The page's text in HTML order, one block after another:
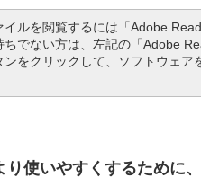
イルを閲覧するには「Adobe
ちでない方は、左記の「Adobe
ンをクリックして、ソフトウェア
使いやすくするために